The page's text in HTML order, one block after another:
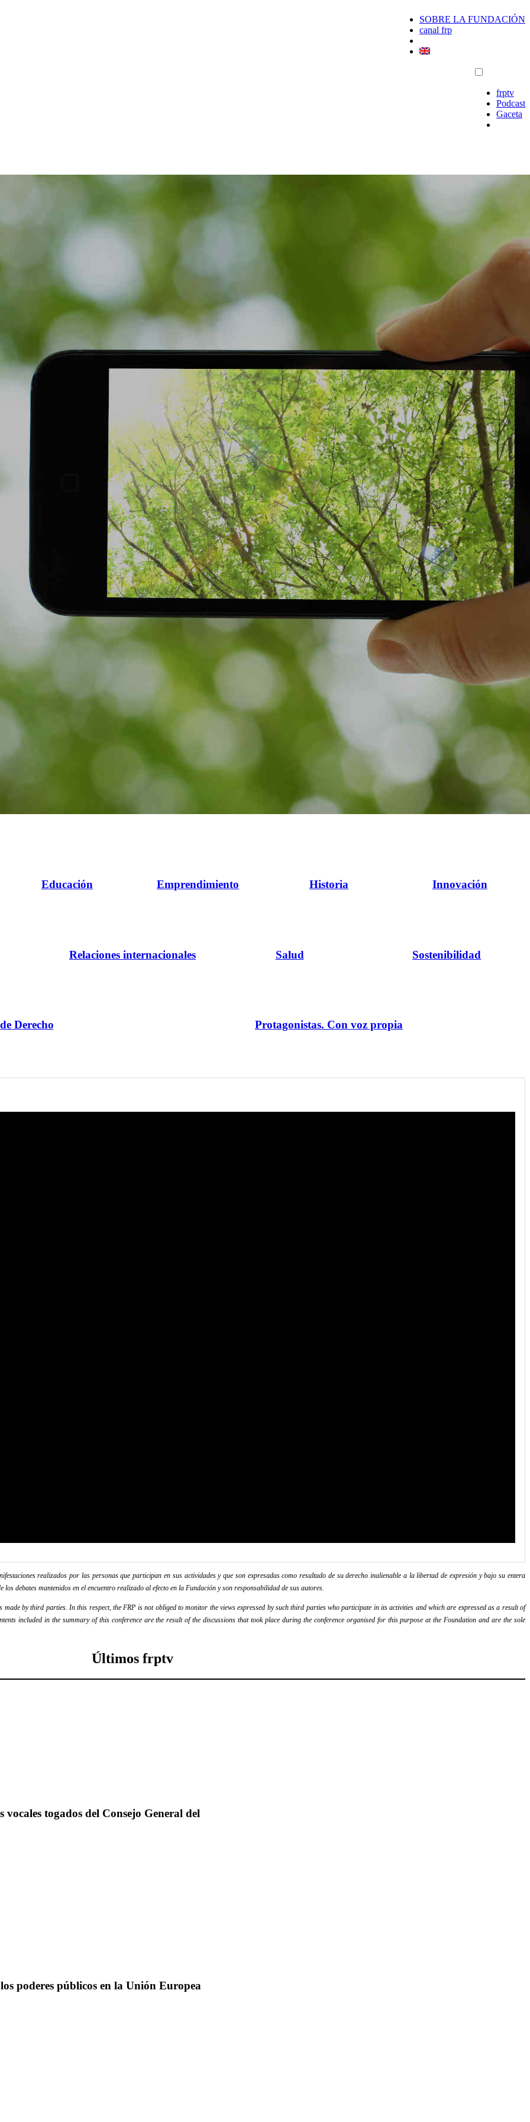
SOBRE LA FUNDACIÓN
canal frp
frptv
Podcast
Gaceta
Educación Emprendimiento Historia Innovación
Relaciones internacionales Salud Sostenibilidad
Derecho Protagonistas. Con voz propia
realizados por las personas que participan en sus actividades y que son expresadas como resultado de su derecho inalienable a la libertad de expresión y bajo su entera
debates mantenidos en el encuentro realizado al efecto en la Fundación y son responsabilidad de sus autores.
by third parties. In this respect, the FRP is not obliged to monitor the views expressed by such third parties who participate in its activities and which are expressed as a result of
included in the summary of this conference are the result of the discussions that took place during the conference organised for this purpose at the Foundation and are the sole
Últimos frptv
togados del Consejo General del
poderes públicos en la Unión Europea